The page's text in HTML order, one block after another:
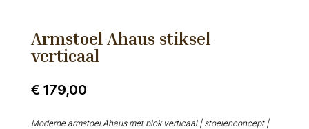
Armstoel Ahaus stiksel
verticaal
€ 179,00
Moderne armstoel Ahaus met blok verticaal | stoelenconcept |